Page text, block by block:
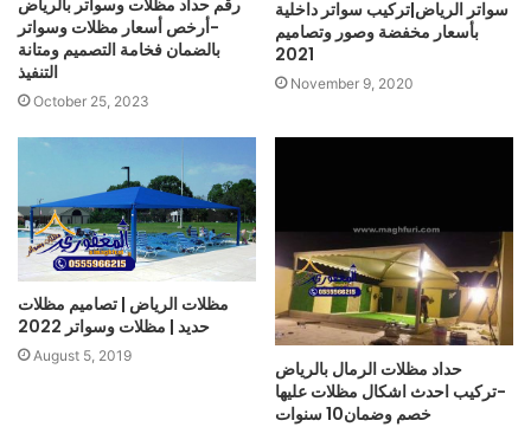
رقم حداد مظلات وسواتر بالرياض
-أرخص أسعار مظلات وسواتر
بالضمان فخامة التصميم ومتانة
التنفيذ
October 25, 2023
سواتر الرياض|تركيب سواتر داخلية
بأسعار مخفضة وصور وتصاميم
2021
November 9, 2020
مظلات الرياض | تصاميم مظلات
حديد | مظلات وسواتر 2022
August 5, 2019
حداد مظلات الرمال بالرياض
-تركيب احدث اشكال مظلات عليها
خصم وضمان10 سنوات